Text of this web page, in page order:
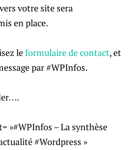
votre site sera
en place.
leformulaire de contact, et
par #WPInfos.
»#WPInfos – La synthèse
#Wordpress »